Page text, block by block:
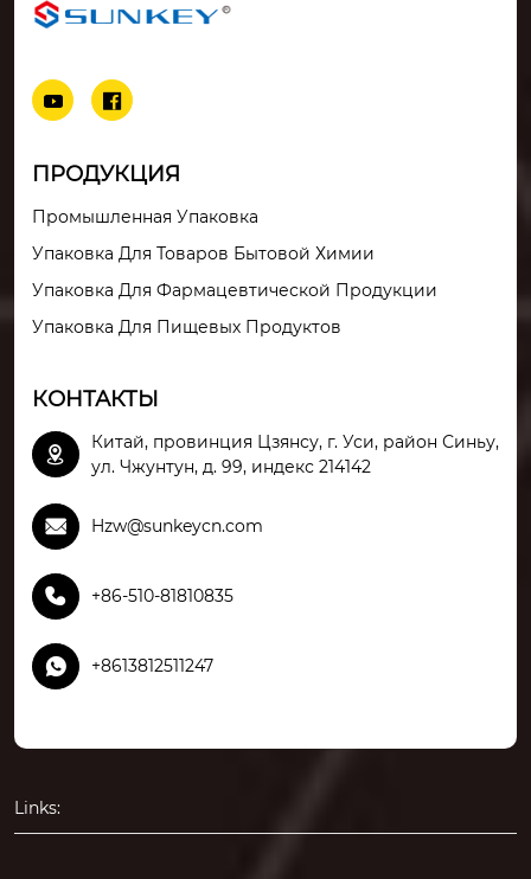
 
ПРОДУКЦИЯ
Промышленная Упаковка
Упаковка Для Товаров Бытовой Химии
Упаковка Для Фармацевтической Продукции
Упаковка Для Пищевых Продуктов
КОНТАКТЫ

Китай, провинция Цзянсу, г. Уси, район Синьу,
ул. Чжунтун, д. 99, индекс 214142
 Hzw@sunkeycn.com
 +86-510-81810835
 +8613812511247
Links: